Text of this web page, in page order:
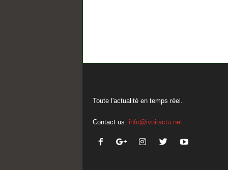
Toute l'actualité en temps réel.
Contact us: info@ivoiractu.net